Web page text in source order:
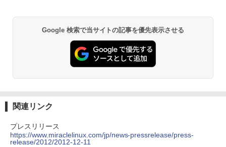
Google 検索で当サイトの記事を優先表示させる
関連リンク
プレスリリース
https://www.miraclelinux.com/jp/news-pressrelease/press-
release/2012/2012-12-11